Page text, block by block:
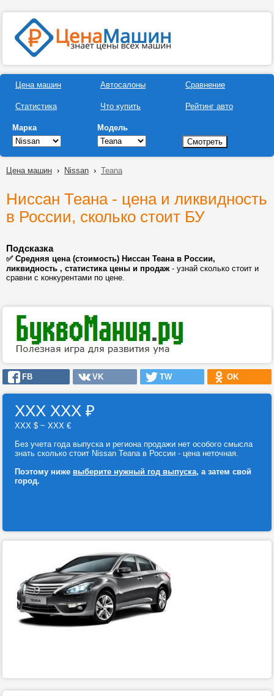
Цена машин
Статистика
Автосалоны
Что купить
Сравнение
Рейтинг авто
Марка Модель
Цена машин › Nissan › Teana
Ниссан Теана - цена и ликвидность
в России, сколько стоит БУ
Подсказка
✅ Средняя цена (стоимость) Ниссан Теана в России,
ликвидность , статистика цены и продаж- узнай сколько стоит и
сравни с конкурентами по цене.
FB VK TW OK
ХХХ ХХХ ₽
ХХХ $ ~ ХХХ €
Без учета года выпуска и региона продажи нет особого смысла
знать сколько стоит Nissan Teana в России - цена неточная.
Поэтому ниже выберите нужный год выпуска, а затем свой
город.